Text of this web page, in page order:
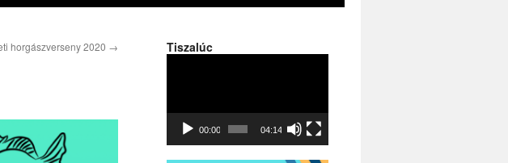
horgászverseny 2020 → Tiszalúc
00:00 04:14